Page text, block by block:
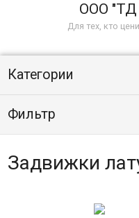
ООО "ТД
Для тех, кто
Категории
Фильтр
Задвижки